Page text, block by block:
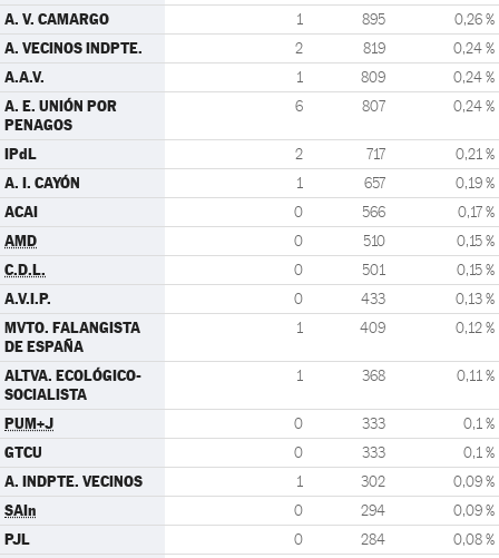
A. V. CAMARGO 1 895 0,26 %
A. VECINOS INDPTE. 2 819 0,24 %
A.A.V. 1 809 0,24 %
A. E. UNIÓN POR
PENAGOS
6 807 0,24 %
IPdL 2 717 0,21 %
A. I. CAYÓN 1 657 0,19 %
ACAI 0 566 0,17 %
AMD 0 510 0,15 %
C.D.L. 0 501 0,15 %
A.V.I.P. 0 433 0,13 %
MVTO. FALANGISTA
DE ESPAÑA
1 409 0,12 %
ALTVA. ECOLÓGICO-
SOCIALISTA
1 368 0,11 %
PUM+J 0 333 0,1 %
GTCU 0 333 0,1 %
A. INDPTE. VECINOS 1 302 0,09 %
SAIn 0 294 0,09 %
PJL 0 284 0,08 %